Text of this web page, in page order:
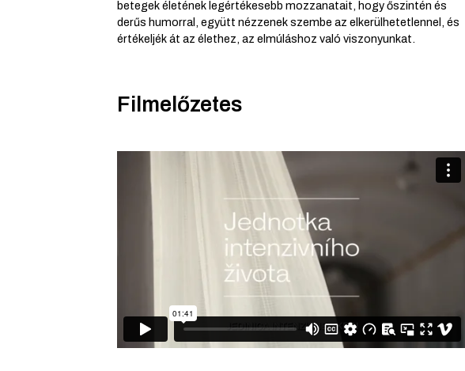
betegek életének legértékesebb mozzanatait, hogy őszintén és
derűs humorral, együtt nézzenek szembe az elkerülhetetlennel, és
értékeljék át az élethez, az elmúláshoz való viszonyunkat.
Filmelőzetes